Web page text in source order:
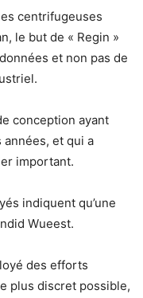
centrifugeuses
le but de « Regin »
et non pas de
conception ayant
et qui a
important.
indiquent qu’une
Wueest.
des efforts
plus discret possible,